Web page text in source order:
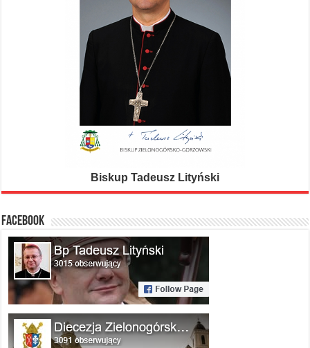
Biskup Tadeusz Lityński
FACEBOOK